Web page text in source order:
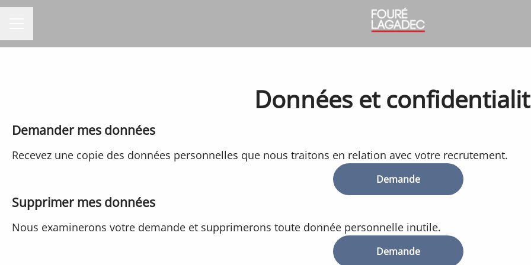
Données et
Demander mes données
Recevez une copie des données personnelles que nous traitons en relation avec votre recrutement.
Demande
Supprimer mes données
Nous examinerons votre demande et supprimerons toute donnée personnelle inutile.
Demande